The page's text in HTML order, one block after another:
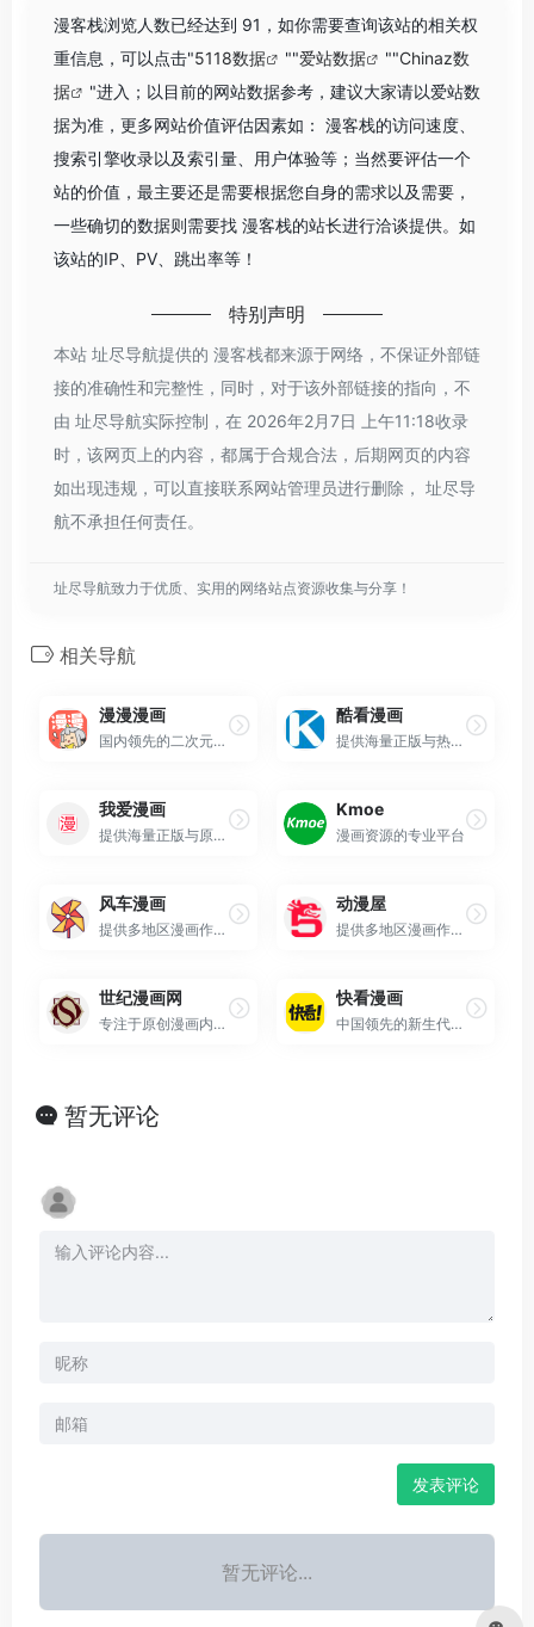
漫客栈浏览人数已经达到 91，如你需要查询该站的相关权
重信息，可以点击"5118数据 ""爱站数据 ""Chinaz数
据
"进入；以目前的网站数据参考，建议大家请以爱站数
据为准，更多网站价值评估因素如： 漫客栈的访问速度、
搜索引擎收录以及索引量、用户体验等；当然要评估一个
站的价值，最主要还是需要根据您自身的需求以及需要，
一些确切的数据则需要找 漫客栈的站长进行洽谈提供。如
该站的IP、PV、跳出率等！
特别声明
本站 址尽导航提供的 漫客栈都来源于网络，不保证外部链
接的准确性和完整性，同时，对于该外部链接的指向，不
由 址尽导航实际控制，在 2026年2月7日 上午11:18收录
时，该网页上的内容，都属于合规合法，后期网页的内容
如出现违规，可以直接联系网站管理员进行删除， 址尽导
航不承担任何责任。
址尽导航致力于优质、实用的网络站点资源收集与分享！
相关导航
漫漫漫画
国内领先的二次元漫画数字阅读平台
酷看漫画
提供海量正版与热门漫画资源的在线阅读平台
我爱漫画
提供海量正版与原创漫画的在线阅读平台
Kmoe
漫画资源的专业平台
风车漫画
提供多地区漫画作品的在线阅读平台
动漫屋
提供多地区漫画作品的综合性在线漫画阅读平台
世纪漫画网
专注于原创漫画内容的在线平台
快看漫画
中国领先的新生代漫画阅读平台与兴趣社区
暂无评论
发表评论
暂无评论...